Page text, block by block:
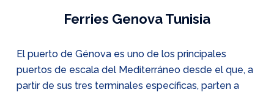
Ferries Genova Tunisia
El puerto de Génova es uno de los principales
puertos de escala del Mediterráneo desde el que, a
partir de sus tres terminales específicas, parten a